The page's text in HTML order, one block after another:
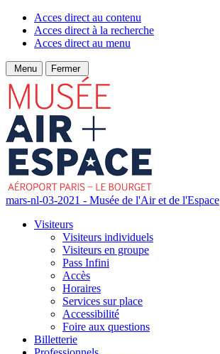
Acces direct au contenu
Acces direct à la recherche
Acces direct au menu
Menu Fermer
mars-nl-03-2021 - Musée de l'Air et de l'Espace
Visiteurs
Visiteurs individuels
Visiteurs en groupe
Pass Infini
Accès
Horaires
Services sur place
Accessibilité
Foire aux questions
Billetterie